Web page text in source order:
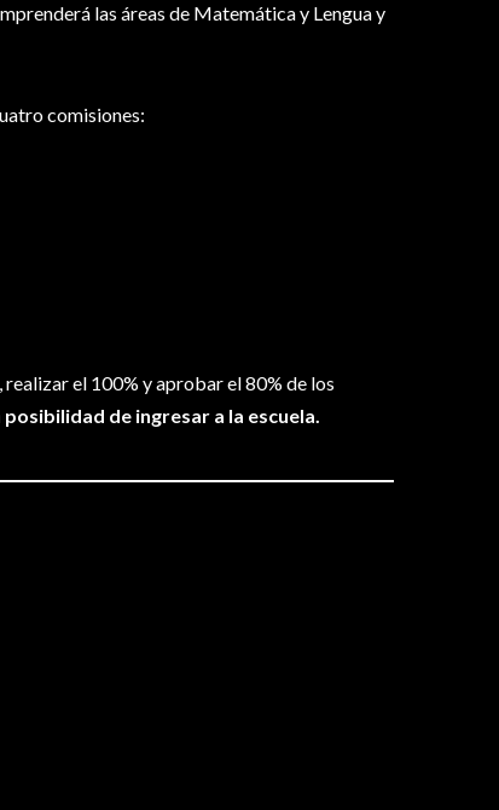
las áreas de Matemática y Lengua y
comisiones:
el 100% y aprobar el 80% de los
de ingresar a la escuela.